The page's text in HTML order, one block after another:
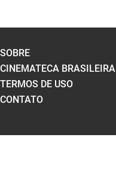
SOBRE
CINEMATECA BRASILEIRA
TERMOS DE USO
CONTATO